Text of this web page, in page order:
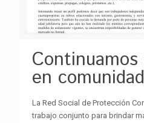
Continuamos
en comunidad
La Red Social de Protección
trabajo conjunto para brindar